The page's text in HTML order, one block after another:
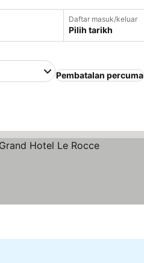
Daftar masuk/keluar
Pilih tarikh
Pembatalan percuma